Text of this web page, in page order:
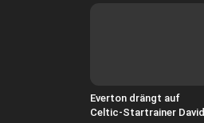
Everton drängt auf
Celtic-Startrainer David